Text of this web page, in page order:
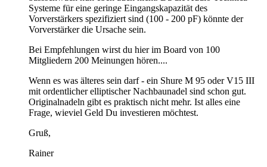
Systeme für eine geringe Eingangskapazität des
Vorverstärkers spezifiziert sind (100 - 200 pF) könnte der
Vorverstärker die Ursache sein.
Bei Empfehlungen wirst du hier im Board von 100
Mitgliedern 200 Meinungen hören....
Wenn es was älteres sein darf - ein Shure M 95 oder V15 III
mit ordentlicher elliptischer Nachbaunadel sind schon gut.
Originalnadeln gibt es praktisch nicht mehr. Ist alles eine
Frage, wieviel Geld Du investieren möchtest.
Gruß,
Rainer